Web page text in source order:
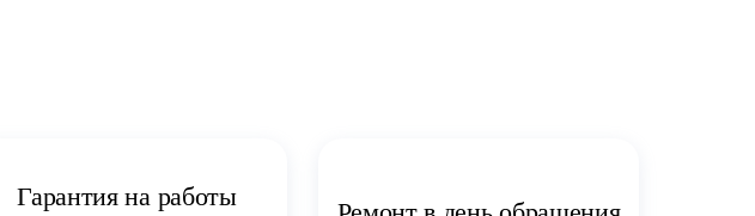
Гарантия на работы